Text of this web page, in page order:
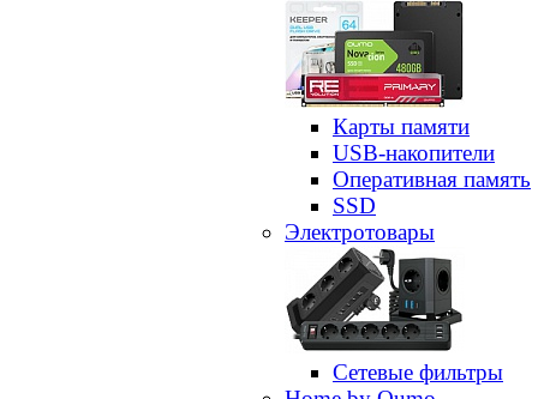
Карты памяти
USB-накопители
Оперативная память
SSD
Электротовары
Сетевые фильтры